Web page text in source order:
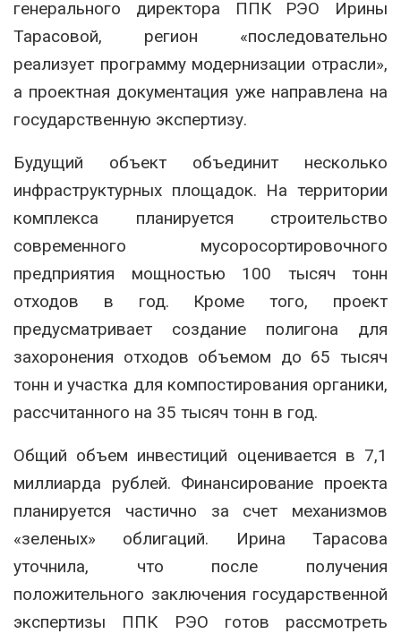
генерального директора ППК РЭО Ирины
Тарасовой, регион «последовательно
реализует программу модернизации отрасли»,
а проектная документация уже направлена на
государственную экспертизу.
Будущий объект объединит несколько
инфраструктурных площадок. На территории
комплекса планируется строительство
современного мусоросортировочного
предприятия мощностью 100 тысяч тонн
отходов в год. Кроме того, проект
предусматривает создание полигона для
захоронения отходов объемом до 65 тысяч
тонн и участка для компостирования органики,
рассчитанного на 35 тысяч тонн в год.
Общий объем инвестиций оценивается в 7,1
миллиарда рублей. Финансирование проекта
планируется частично за счет механизмов
«зеленых» облигаций. Ирина Тарасова
уточнила, что после получения
положительного заключения государственной
экспертизы ППК РЭО готов рассмотреть